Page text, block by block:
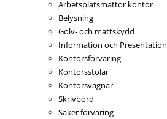
Arbetsplatsmattor kontor
Belysning
Golv- och mattskydd
Information och Presentation
Kontorsförvaring
Kontorsstolar
Kontorsvagnar
Skrivbord
Säker förvaring